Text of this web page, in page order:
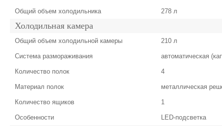
Общий объем холодильника 278 л
Холодильная камера
Общий объем холодильной камеры 210 л
Система размораживания автоматическая
Количество полок 4
Материал полок металлическая
Количество ящиков 1
Особенности LED-подсветка